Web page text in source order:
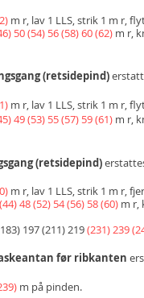
m r, lav 1 LLS, strik 1 m r,
50 (54) 56 (58) 60 (62) m r,
gang(retsidepind)
m r, lav 1 LLS, strik 1 m r,
49 (53) 55 (57) 59 (61) m r,
gang (retsidepind)
m r, lav 1 LLS, strik 1 m r,
48 (52) 54 (56) 58 (60) m r,
197 (211) 219(231) 239
før ribkanten
m på pinden.